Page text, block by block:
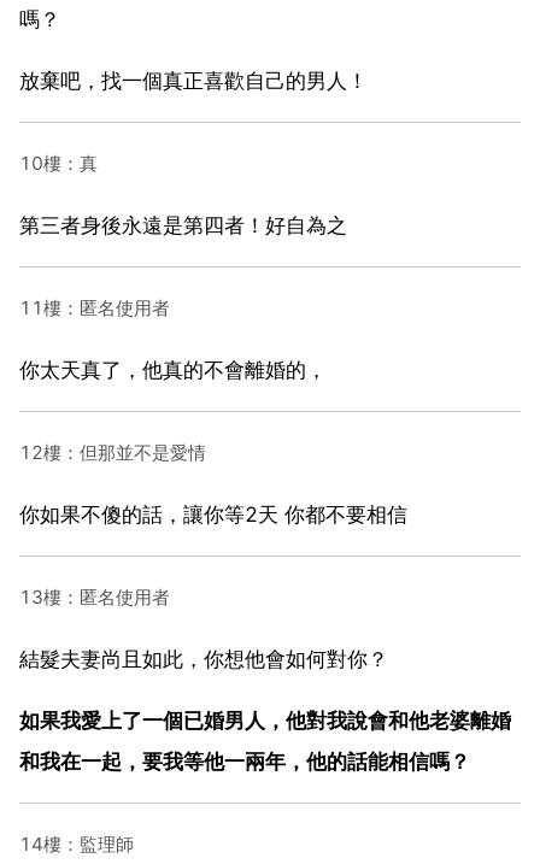
嗎？
放棄吧，找一個真正喜歡自己的男人！
10樓：真
第三者身後永遠是第四者！好自為之
11樓：匿名使用者
你太天真了，他真的不會離婚的，
12樓：但那並不是愛情
你如果不傻的話，讓你等2天 你都不要相信
13樓：匿名使用者
結髮夫妻尚且如此，你想他會如何對你？
如果我愛上了一個已婚男人，他對我說會和他老婆離婚
和我在一起，要我等他一兩年，他的話能相信嗎？
14樓：監理師